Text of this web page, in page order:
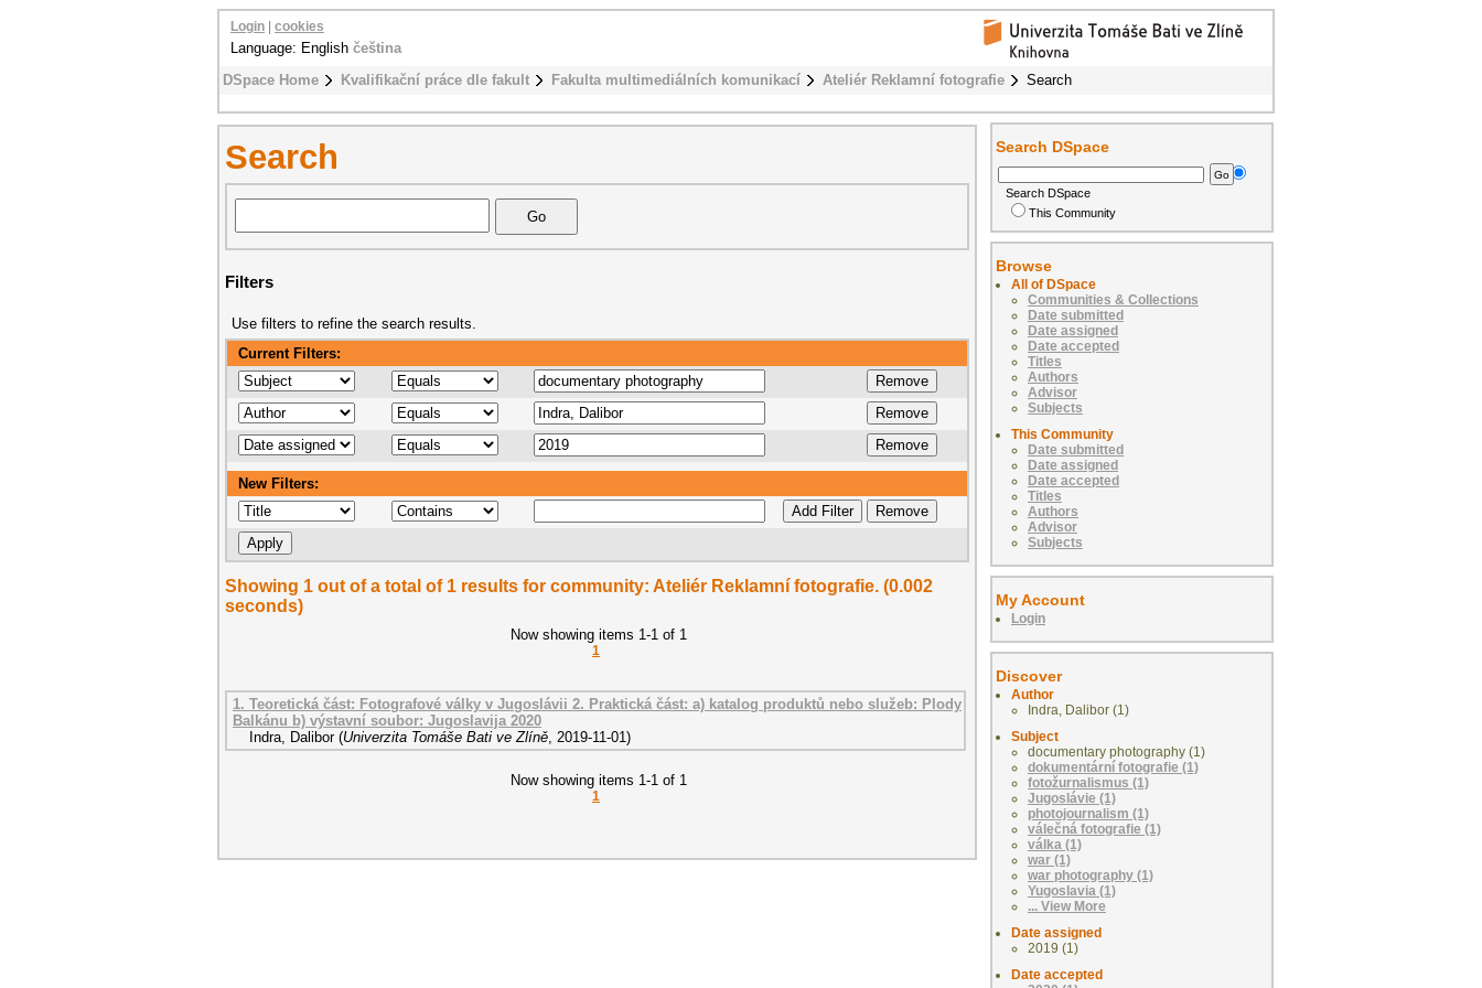
DSpace Home Kvalifikační práce dle fakult Fakulta multimediálních komunikací Ateliér Reklamní fotografie Search
Login cookies
Language: English čeština
Search
Filters
Use filters to refine the search results.
Current Filters:
New Filters:
Showing 1 out of a total of 1 results for community: Ateliér Reklamní fotografie. (0.002
seconds)
Now showing items 1-1 of 1
1
1. Teoretická část: Fotografové války v Jugoslávii 2. Praktická část: a) katalog produktů nebo služeb: Plody
Balkánu b) výstavní soubor: Jugoslavija 2020
Indra, Dalibor (Univerzita Tomáše Bati ve Zlíně, 2019-11-01)
Now showing items 1-1 of 1
1
Search DSpace
Search DSpace
This Community
Browse
All of DSpace
Communities & Collections
Date submitted
Date assigned
Date accepted
Titles
Authors
Advisor
Subjects
This Community
Date submitted
Date assigned
Date accepted
Titles
Authors
Advisor
Subjects
My Account
Login
Discover
Author
Indra, Dalibor (1)
Subject
documentary photography (1)
dokumentární fotografie (1)
fotožurnalismus (1)
Jugoslávie (1)
photojournalism (1)
válečná fotografie (1)
válka (1)
war (1)
war photography (1)
Yugoslavia (1)
... View More
Date assigned
2019 (1)
Date accepted